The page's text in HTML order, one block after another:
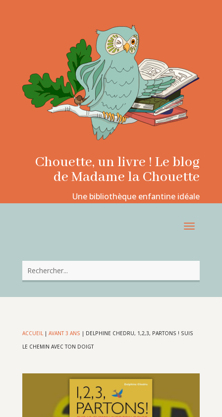
Chouette, un livre ! Le blog
de Madame la Chouette
Une bibliothèque enfantine idéale
ACCUEIL| AVANT 3 ANS | DELPHINE CHEDRU, 1,2,3, PARTONS ! SUIS
LE CHEMIN AVEC TON DOIGT